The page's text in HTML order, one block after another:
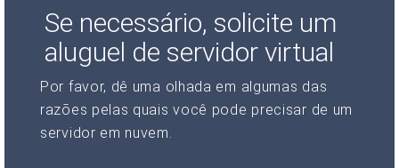
Se necessário, solicite um
aluguel de servidor virtual
Por favor, dê uma olhada em algumas das
razões pelas quais você pode precisar de um
servidor em nuvem.